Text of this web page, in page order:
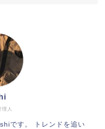
人
です。 トレンドを追い